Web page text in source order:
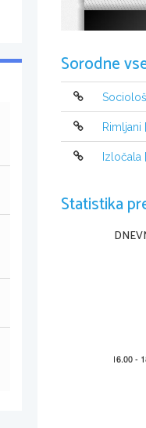

Sorodne
Rimljani
Statistika